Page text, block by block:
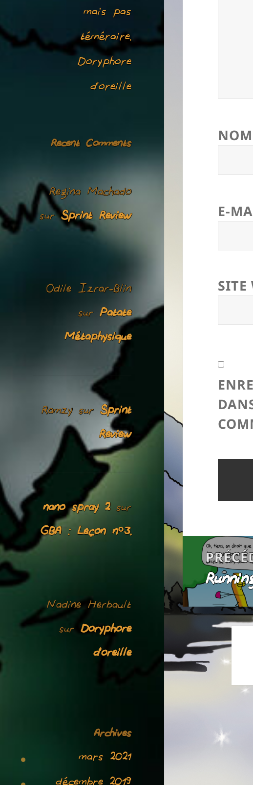
mais pas
téméraire.
Doryphore
d’oreille
Recent Comments
Regina Machado
surSprint Review
Odile Izrar-Blin
sur Patate
Métaphysique
Ramzysur Sprint
Review
nano spray 2sur
GBA : Leçon n°3.
Nadine Herbault
sur Doryphore
d’oreille
Archives
mars 2021
NOM
E-
SITE
Navigation
l’article